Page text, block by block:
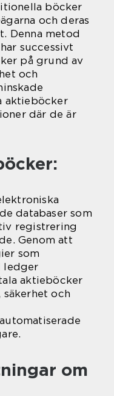
böcker
och deras
Denna metod
successivt
på grund av
och
aktieböcker
där de är
databaser som
registrering
Genom att
som
ledger
aktieböcker
och
om